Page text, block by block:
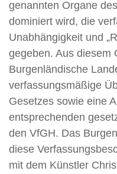
genannten Organe
dominiert wird, die
Unabhängigkeit und
gegeben. Aus diesem
Burgenländische
verfassungsmäßige
Gesetzes sowie eine
entsprechenden
den VfGH. Das
diese
mit dem Künstler